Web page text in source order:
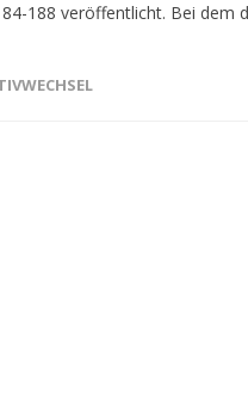
188 veröffentlicht. Bei dem